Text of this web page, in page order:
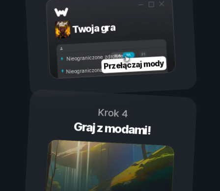
Twoja gra
Wł.
Wył.
Nieograniczone zdrowie
Nieograniczona wytrzymałość
Przełączaj mody
Krok 4
Graj z modami!